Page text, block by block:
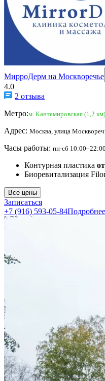
МирроДерм на Москворечье
4.0
2 отзыва
Метро:м. Кантемировская (1,2 км)
Адрес: Москва, улица
Часы работы: пн-сб 10:00–22:00
Контурная пластика
Биоревитализация
Все цены
Записаться
+7 (916) 593-05-84Подробнее